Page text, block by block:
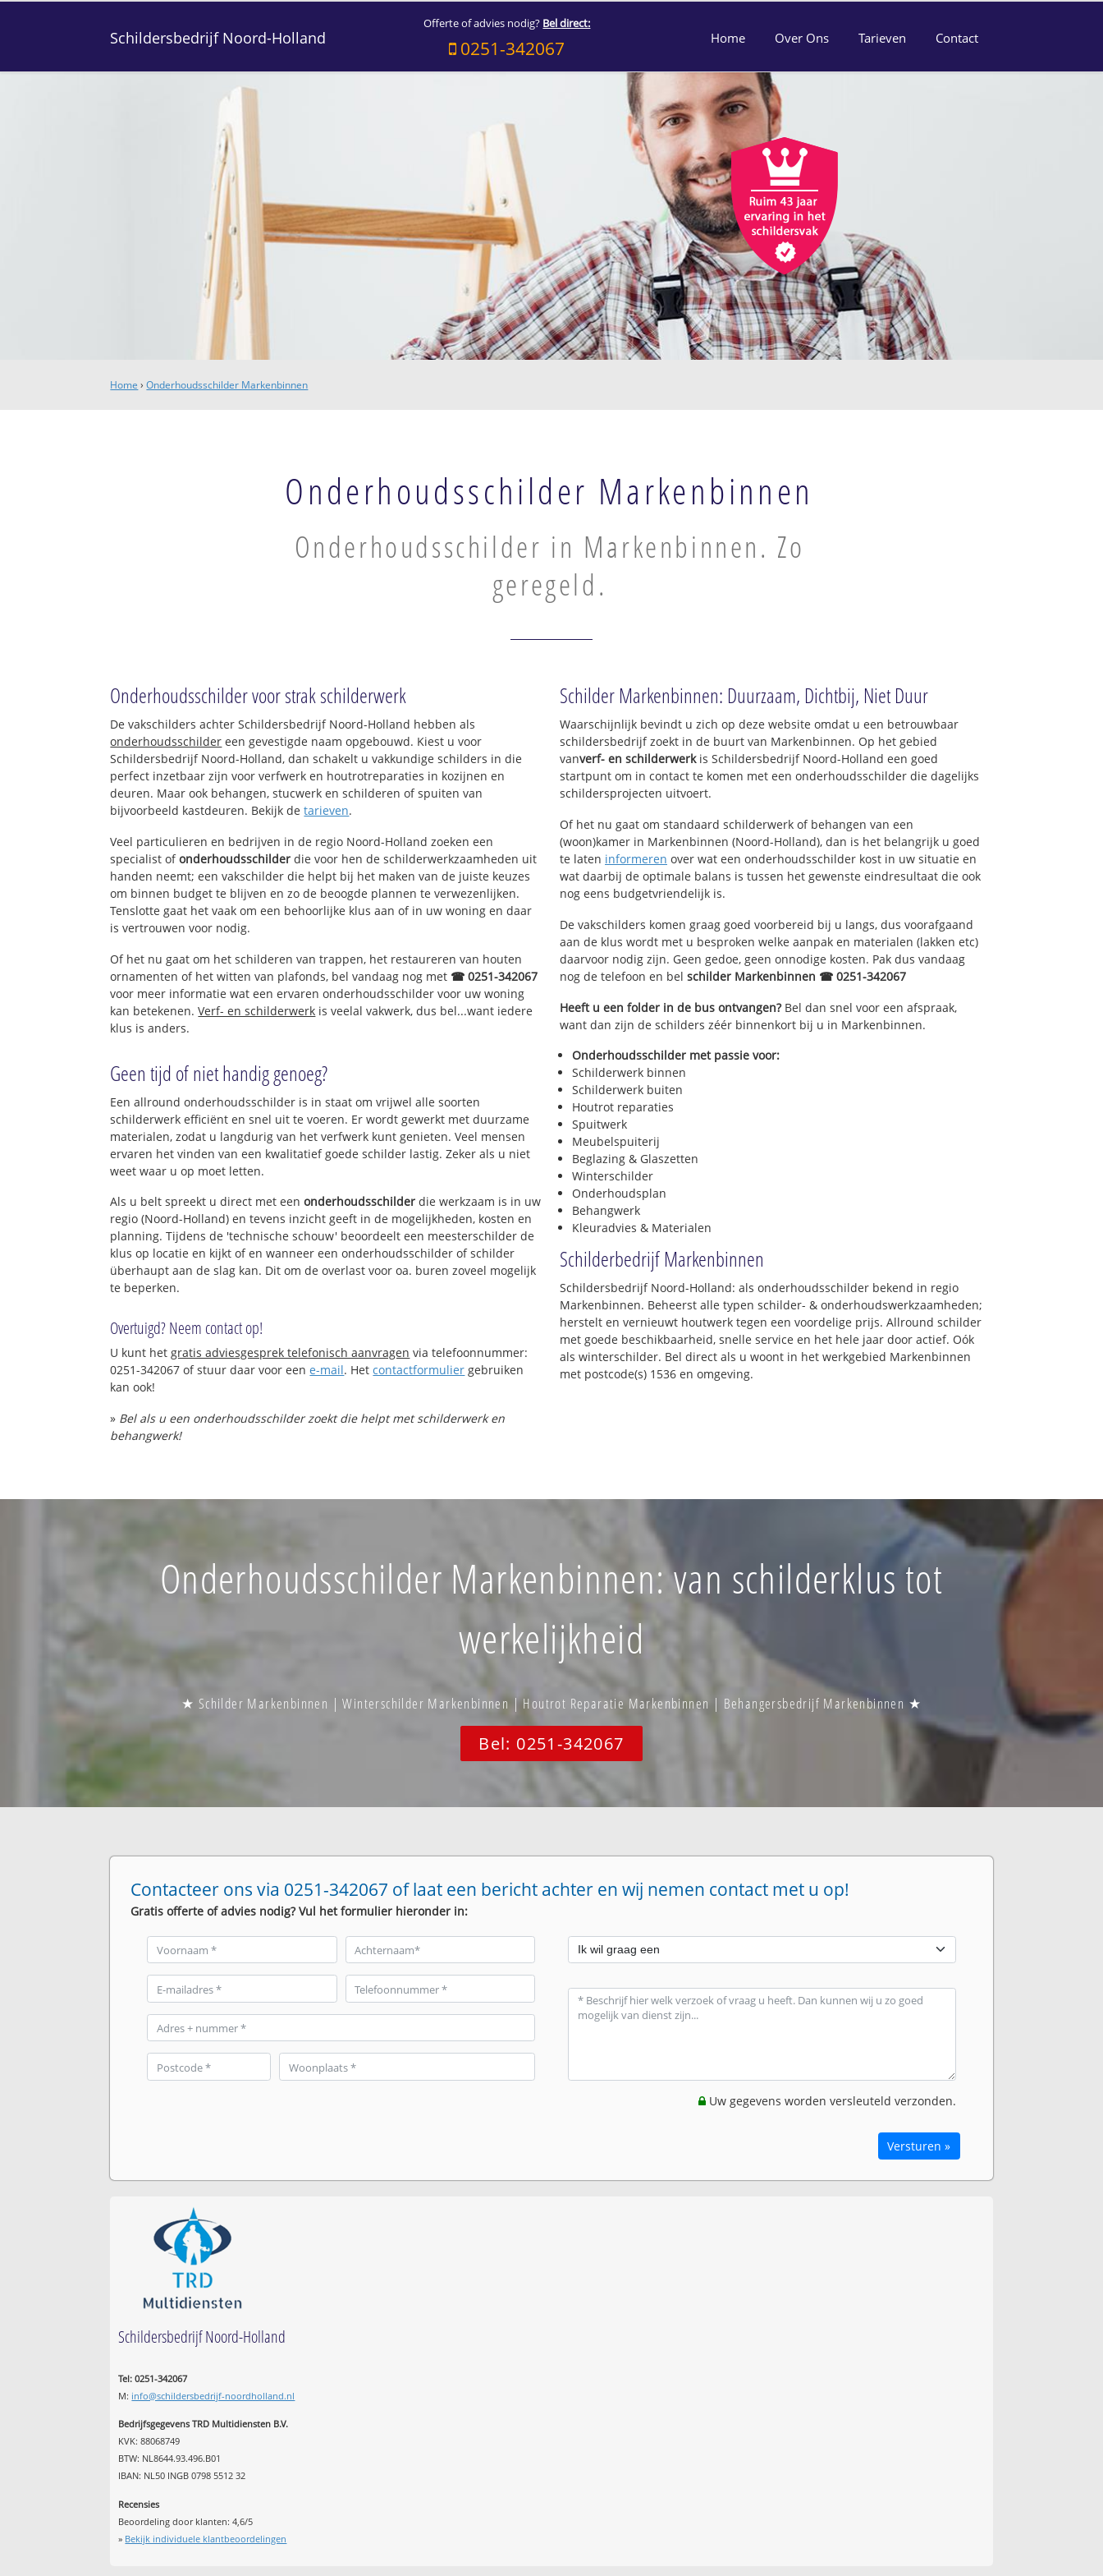
Schildersbedrijf Noord-Holland
Offerte of advies nodig? Bel direct:
0251-342067 Home Over Ons Tarieven Contact
Home ›Onderhoudsschilder Markenbinnen
Onderhoudsschilder Markenbinnen
Onderhoudsschilder in Markenbinnen. Zo
geregeld.
Onderhoudsschilder voor strak schilderwerk
De vakschilders achter Schildersbedrijf Noord-Holland hebben als
onderhoudsschilder een gevestigde naam opgebouwd. Kiest u voor
Schildersbedrijf Noord-Holland, dan schakelt u vakkundige schilders in die
perfect inzetbaar zijn voor verfwerk en houtrotreparaties in kozijnen en
deuren. Maar ook behangen, stucwerk en schilderen of spuiten van
bijvoorbeeld kastdeuren. Bekijk detarieven.
Veel particulieren en bedrijven in de regio Noord-Holland zoeken een
specialist ofonderhoudsschilder die voor hen de schilderwerkzaamheden uit
handen neemt; een vakschilder die helpt bij het maken van de juiste keuzes
om binnen budget te blijven en zo de beoogde plannen te verwezenlijken.
Tenslotte gaat het vaak om een behoorlijke klus aan of in uw woning en daar
is vertrouwen voor nodig.
Of het nu gaat om het schilderen van trappen, het restaureren van houten
ornamenten of het witten van plafonds, bel vandaag nog met ☎ 0251-342067
voor meer informatie wat een ervaren onderhoudsschilder voor uw woning
kan betekenen.Verf- en schilderwerk is veelal vakwerk, dus bel...want iedere
klus is anders.
Geen tijd of niet handig genoeg?
Een allround onderhoudsschilder is in staat om vrijwel alle soorten
schilderwerk efficiënt en snel uit te voeren. Er wordt gewerkt met duurzame
materialen, zodat u langdurig van het verfwerk kunt genieten. Veel mensen
ervaren het vinden van een kwalitatief goede schilder lastig. Zeker als u niet
weet waar u op moet letten.
Als u belt spreekt u direct met eenonderhoudsschilder die werkzaam is in uw
regio (Noord-Holland) en tevens inzicht geeft in de mogelijkheden, kosten en
planning. Tijdens de 'technische schouw' beoordeelt een meesterschilder de
klus op locatie en kijkt of en wanneer een onderhoudsschilder of schilder
überhaupt aan de slag kan. Dit om de overlast voor oa. buren zoveel mogelijk
te beperken.
Overtuigd? Neem contact op!
U kunt hetgratis adviesgesprek telefonisch aanvragen via telefoonnummer:
0251-342067 of stuur daar voor eene-mail. Hetcontactformulier gebruiken
kan ook!
» Bel als u een onderhoudsschilder zoekt die helpt met schilderwerk en
behangwerk!
Schilder Markenbinnen: Duurzaam, Dichtbij, Niet Duur
Waarschijnlijk bevindt u zich op deze website omdat u een betrouwbaar
schildersbedrijf zoekt in de buurt van Markenbinnen. Op het gebied
vanverf- en schilderwerkis Schildersbedrijf Noord-Holland een goed
startpunt om in contact te komen met een onderhoudsschilder die dagelijks
schildersprojecten uitvoert.
Of het nu gaat om standaard schilderwerk of behangen van een
(woon)kamer in Markenbinnen (Noord-Holland), dan is het belangrijk u goed
te laten informeren over wat een onderhoudsschilder kost in uw situatie en
wat daarbij de optimale balans is tussen het gewenste eindresultaat die ook
nog eens budgetvriendelijk is.
De vakschilders komen graag goed voorbereid bij u langs, dus voorafgaand
aan de klus wordt met u besproken welke aanpak en materialen (lakken etc)
daarvoor nodig zijn. Geen gedoe, geen onnodige kosten. Pak dus vandaag
nog de telefoon en bel schilder Markenbinnen ☎ 0251-342067
Heeft u een folder in de bus ontvangen?Bel dan snel voor een afspraak,
want dan zijn de schilders zéér binnenkort bij u in Markenbinnen.
Onderhoudsschilder met passie voor:
Schilderwerk binnen
Schilderwerk buiten
Houtrot reparaties
Spuitwerk
Meubelspuiterij
Beglazing & Glaszetten
Winterschilder
Onderhoudsplan
Behangwerk
Kleuradvies & Materialen
Schilderbedrijf Markenbinnen
Schildersbedrijf Noord-Holland: als onderhoudsschilder bekend in regio
Markenbinnen. Beheerst alle typen schilder- & onderhoudswerkzaamheden;
herstelt en vernieuwt houtwerk tegen een voordelige prijs. Allround schilder
met goede beschikbaarheid, snelle service en het hele jaar door actief. Oók
als winterschilder. Bel direct als u woont in het werkgebied Markenbinnen
met postcode(s) 1536 en omgeving.
Onderhoudsschilder Markenbinnen: van schilderklus tot
werkelijkheid
★ Schilder Markenbinnen | Winterschilder Markenbinnen | Houtrot Reparatie Markenbinnen | Behangersbedrijf Markenbinnen ★
Bel: 0251-342067
Contacteer ons via 0251-342067 of laat een bericht achter en wij nemen contact met u op!
Gratis offerte of advies nodig? Vul het formulier hieronder in:
Uw gegevens worden versleuteld verzonden.
Versturen »
Schildersbedrijf Noord-Holland
Tel: 0251-342067
M: info@schildersbedrijf-noordholland.nl
Bedrijfsgegevens TRD Multidiensten B.V.
KVK: 88068749
BTW: NL8644.93.496.B01
IBAN: NL50 INGB 0798 5512 32
Recensies
Beoordeling door klanten:4,6/5
» Bekijk individuele klantbeoordelingen